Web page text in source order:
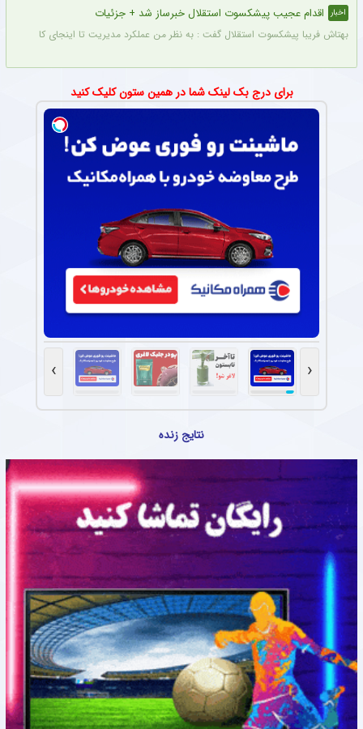
اخبار اقدام عجیب پیشکسوت استقلال خبرساز شد + جزئیات
بهتاش فریبا پیشکسوت استقلال گفت : به نظر من عملکرد مدیریت تا اینجای کار قابل
برای درج بک لینک شما در همین ستون کلیک کنید
‹
›
نتایج زنده